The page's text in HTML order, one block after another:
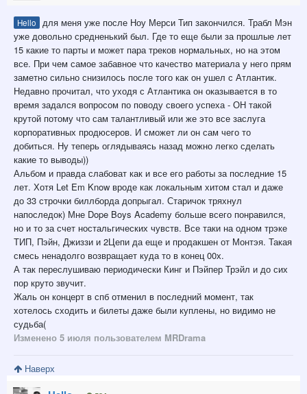
Hello
для меня уже после Ноу Мерси Тип закончился. Трабл Мэн
уже довольно средненький был. Где то еще были за прошлые лет
15 какие то парты и может пара треков нормальных, но на этом
все. При чем самое забавное что качество материала у него прям
заметно сильно снизилось после того как он ушел с Атлантик.
Недавно прочитал, что уходя с Атлантика он оказывается в то
время задался вопросом по поводу своего успеха - ОН такой
крутой потому что сам талантливый или же это все заслуга
корпоративных продюсеров. И сможет ли он сам чего то
добиться. Ну теперь оглядываясь назад можно легко сделать
какие то выводы))
Альбом и правда слабоват как и все его работы за последние 15
лет. Хотя Let Em Know вроде как локальным хитом стал и даже
до 33 строчки биллборда допрыгал. Старичок тряхнул
напоследок) Мне Dope Boys Academy больше всего понравился,
но и то за счет ностальгических чувств. Все таки на одном трэке
ТИП, Пэйн, Джиззи и 2Цепи да еще и продакшен от Монтэя. Такая
смесь ненадолго возвращает куда то в конец 00х.
А так переслушиваю периодически Кинг и Пэйпер Трэйл и до сих
пор круто звучит.
Жаль он концерт в спб отменил в последний момент, так
хотелось сходить и билеты даже были куплены, но видимо не
судьба(
Изменено 5 июля пользователем MRDrama
Наверх